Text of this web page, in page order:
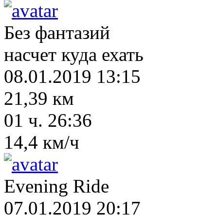
Без фантазий
насчет куда ехать
08.01.2019 13:15
21,39 км
01 ч. 26:36
14,4 км/ч
Evening Ride
07.01.2019 20:17